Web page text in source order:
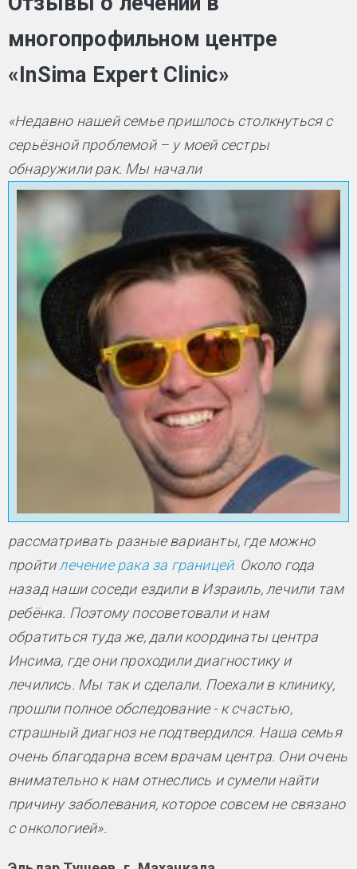
многопрофильном центре
«InSima Expert Clinic»
«Недавно нашей семье пришлось столкнуться с
серьёзной проблемой – у моей сестры
обнаружили рак. Мы начали
рассматривать разные варианты, где можно
пройти лечение рака за границей. Около года
назад наши соседи ездили в Израиль, лечили там
ребёнка. Поэтому посоветовали и нам
обратиться туда же, дали координаты центра
Инсима, где они проходили диагностику и
лечились. Мы так и сделали. Поехали в клинику,
прошли полное обследование - к счастью,
страшный диагноз не подтвердился. Наша семья
очень благодарна всем врачам центра. Они очень
внимательно к нам отнеслись и сумели найти
причину заболевания, которое совсем не связано
с онкологией».